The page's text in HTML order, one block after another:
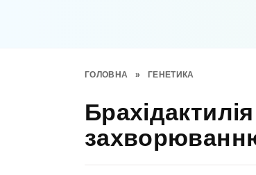
ГОЛОВНА » ГЕНЕТИКА